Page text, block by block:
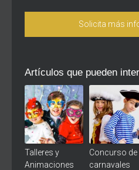
Solicita más
Artículos que pueden
Talleres y
Animaciones
Concurso de
carnavales